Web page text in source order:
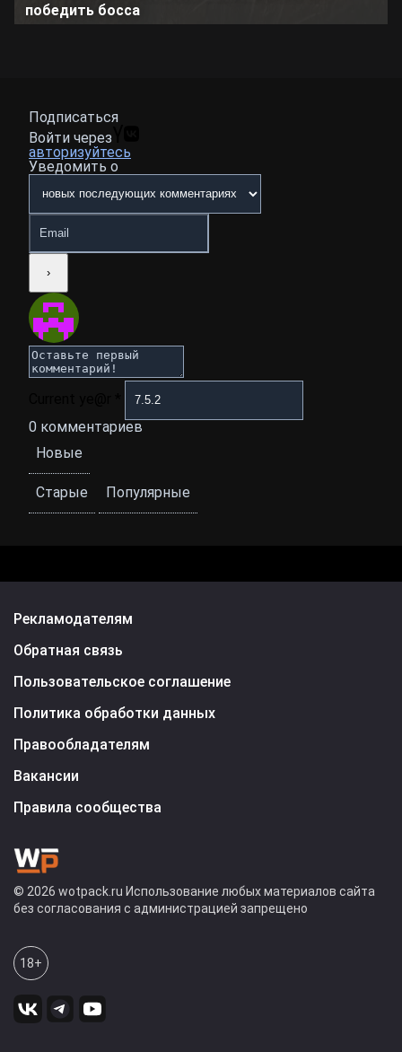
победить босса
Подписаться
Войти через
авторизуйтесь
Уведомить о
0 комментариев
Новые
Старые Популярные
Рекламодателям
Обратная связь
Пользовательское соглашение
Политика обработки данных
Правообладателям
Вакансии
Правила сообщества
© 2026 wotpack.ru Использование любых материалов сайта
без согласования с администрацией запрещено
18+